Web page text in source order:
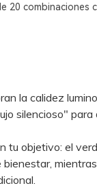
20 combinaciones
la calidez
silencioso" para
objetivo: el